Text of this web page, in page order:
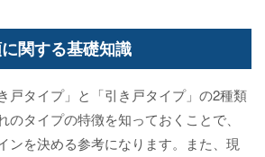
関する基礎知識
戸タイプ」と「引き戸タイプ」の2種類
のタイプの特徴を知っておくことで、
ンを決める参考になります。また、現